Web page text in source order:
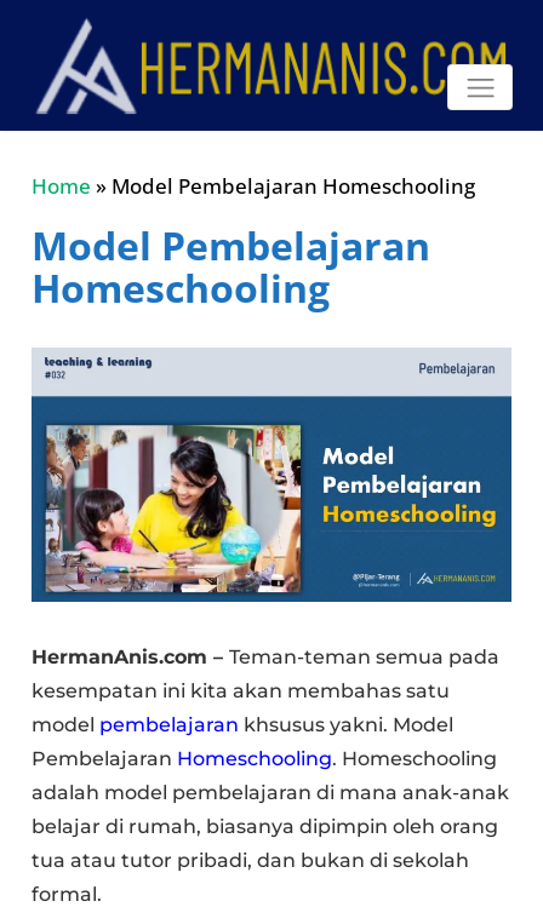
Home » Model Pembelajaran Homeschooling
Model Pembelajaran
Homeschooling
HermanAnis.com –Teman-teman semua pada
kesempatan ini kita akan membahas satu
model pembelajaran khsusus yakni. Model
Pembelajaran Homeschooling. Homeschooling
adalah model pembelajaran di mana anak-anak
belajar di rumah, biasanya dipimpin oleh orang
tua atau tutor pribadi, dan bukan di sekolah
formal.